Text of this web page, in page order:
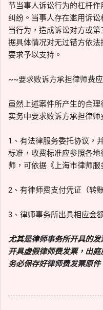
节当事人诉讼行为的杠杆
纠纷。当事人存在滥用诉
当行为，造成诉讼对方或
据具体情况对无过错方依
要求予以支持。
~~要求败诉方承担律师费
虽然上述案件所产生的合
实务中要求败诉方承担律师
1、有法律服务委托协议，
标准，收费标准应参照各
师，可依据《上海市律师服
2、有律师费支付凭证（转
3、律师事务所出具相应金
尤其是律师事务所开具的
开具虚假律师费发票，出
务必保存好律师费发票原件